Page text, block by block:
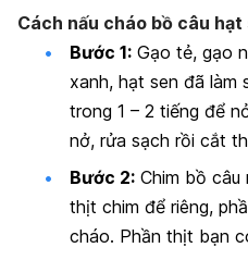
Cách nấu cháo bồ câu hạt
Bước 1: Gạo tẻ, gạo
xanh, hạt sen đã làm
trong 1 – 2 tiếng để
nở, rửa sạch rồi cắt
Bước 2: Chim bồ câu
thịt chim để riêng,
cháo. Phần thịt bạn